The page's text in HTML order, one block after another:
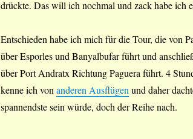
drückte. Das will ich nochmal und zack habe ich
Entschieden habe ich mich für die Tour, die von
über Esporles und Banyalbufar führt und
über Port Andratx Richtung Paguera führt. 4
kenne ich vonanderen Ausflügenund daher
spannendste sein würde, doch der Reihe nach.